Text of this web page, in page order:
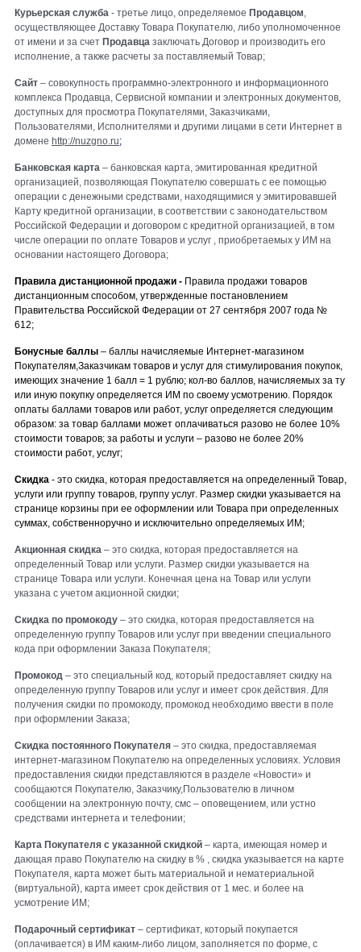
Курьерская служба - третье лицо, определяемое Продавцом,
осуществляющее Доставку Товара Покупателю, либо уполномоченное
от имени и за счет Продавца заключать Договор и производить его
исполнение, а также расчеты за поставляемый Товар;
Сайт – совокупность программно-электронного и информационного
комплекса Продавца, Сервисной компании и электронных документов,
доступных для просмотра Покупателями, Заказчиками,
Пользователями, Исполнителями и другими лицами в сети Интернет в
домене http://nuzgno.ru;
Банковская карта – банковская карта, эмитированная кредитной
организацией, позволяющая Покупателю совершать с ее помощью
операции с денежными средствами, находящимися у эмитировавшей
Карту кредитной организации, в соответствии с законодательством
Российской Федерации и договором с кредитной организацией, в том
числе операции по оплате Товаров и услуг , приобретаемых у ИМ на
основании настоящего Договора;
Правила дистанционной продажи - Правила продажи товаров
дистанционным способом, утвержденные постановлением
Правительства Российской Федерации от 27 сентября 2007 года №
612;
Бонусные баллы – баллы начисляемые Интернет-магазином
Покупателям,Заказчикам товаров и услуг для стимулирования покупок,
имеющих значение 1 балл = 1 рублю; кол-во баллов, начисляемых за ту
или иную покупку определяется ИМ по своему усмотрению. Порядок
оплаты баллами товаров или работ, услуг определяется следующим
образом: за товар баллами может оплачиваться разово не более 10%
стоимости товаров; за работы и услуги – разово не более 20%
стоимости работ, услуг;
Скидка - это скидка, которая предоставляется на определенный Товар,
услуги или группу товаров, группу услуг. Размер скидки указывается на
странице корзины при ее оформлении или Товара при определенных
суммах, собственноручно и исключительно определяемых ИМ;
Акционная скидка – это скидка, которая предоставляется на
определенный Товар или услуги. Размер скидки указывается на
странице Товара или услуги. Конечная цена на Товар или услуги
указана с учетом акционной скидки;
Скидка по промокоду – это скидка, которая предоставляется на
определенную группу Товаров или услуг при введении специального
кода при оформлении Заказа Покупателя;
Промокод – это специальный код, который предоставляет скидку на
определенную группу Товаров или услуг и имеет срок действия. Для
получения скидки по промокоду, промокод необходимо ввести в поле
при оформлении Заказа;
Скидка постоянного Покупателя – это скидка, предоставляемая
интернет-магазином Покупателю на определенных условиях. Условия
предоставления скидки представляются в разделе «Новости» и
сообщаются Покупателю, Заказчику,Пользователю в личном
сообщении на электронную почту, смс – оповещением, или устно
средствами интернета и телефонии;
Карта Покупателя с указанной скидкой – карта, имеющая номер и
дающая право Покупателю на скидку в % , скидка указывается на карте
Покупателя, карта может быть материальной и нематериальной
(виртуальной), карта имеет срок действия от 1 мес. и более на
усмотрение ИМ;
Подарочный сертификат – сертификат, который покупается
(оплачивается) в ИМ каким-либо лицом, заполняется по форме, с